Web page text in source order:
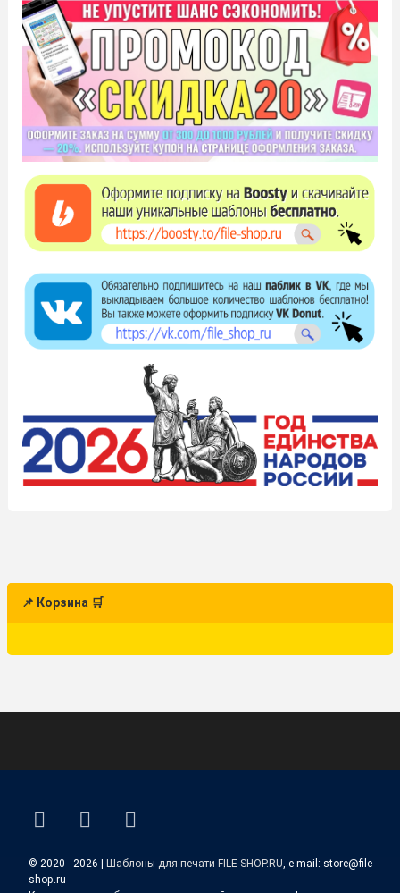
📌 Корзина 🛒
ВКонтакте
YouTube
E-mail
© 2020 - 2026 | Шаблоны для печати FILE-SHOP.RU , e-mail: store@file-
shop.ru